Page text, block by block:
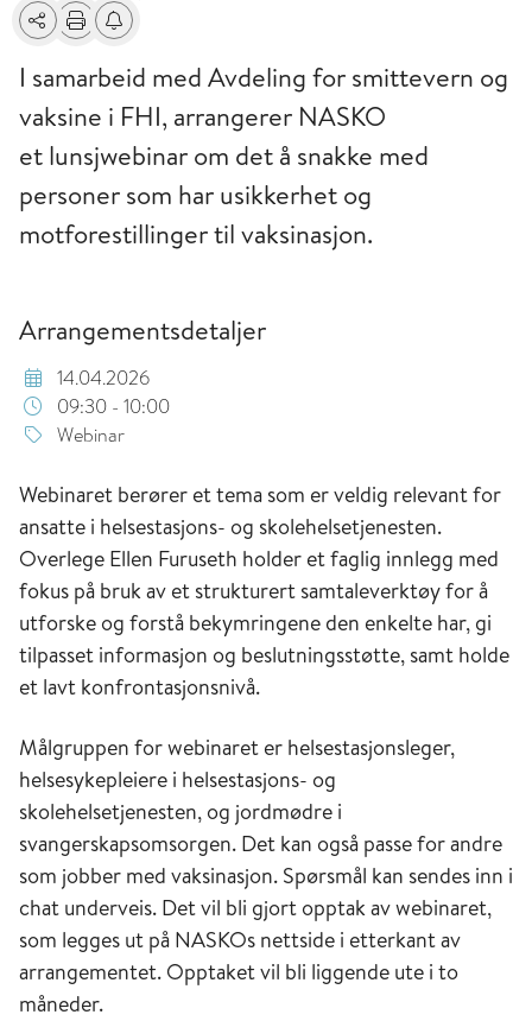
Del Skriv utFå varsel om endringer
I samarbeid med Avdeling for smittevern og
vaksine i FHI, arrangerer NASKO
et lunsjwebinar om det å snakke med
personer som har usikkerhet og
motforestillinger til vaksinasjon.
Arrangementsdetaljer
14.04.2026
09:30 - 10:00
Webinar
Webinaret berører et tema som er veldig relevant for
ansatte i helsestasjons- og skolehelsetjenesten.
Overlege Ellen Furuseth holder et faglig innlegg med
fokus på bruk av et strukturert samtaleverktøy for å
utforske og forstå bekymringene den enkelte har, gi
tilpasset informasjon og beslutningsstøtte, samt holde
et lavt konfrontasjonsnivå.
Målgruppen for webinaret er helsestasjonsleger,
helsesykepleiere i helsestasjons- og
skolehelsetjenesten, og jordmødre i
svangerskapsomsorgen. Det kan også passe for andre
som jobber med vaksinasjon. Spørsmål kan sendes inn i
chat underveis. Det vil bli gjort opptak av webinaret,
som legges ut på NASKOs nettside i etterkant av
arrangementet. Opptaket vil bli liggende ute i to
måneder.